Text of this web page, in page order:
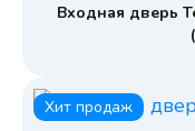
Входная дверь
Хит продаж